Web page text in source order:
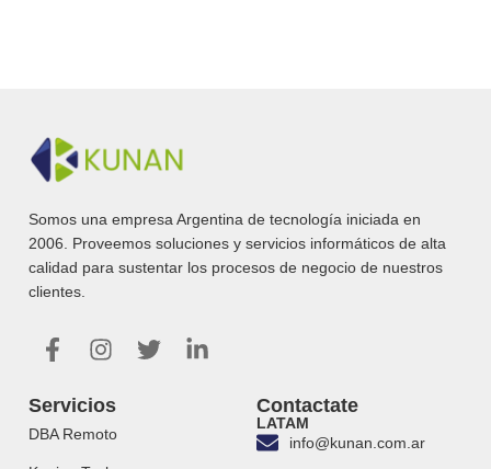
Somos una empresa Argentina de tecnología iniciada en
2006. Proveemos soluciones y servicios informáticos de alta
calidad para sustentar los procesos de negocio de nuestros
clientes.
Servicios
DBA Remoto
Contactate
LATAM
info@kunan.com.ar